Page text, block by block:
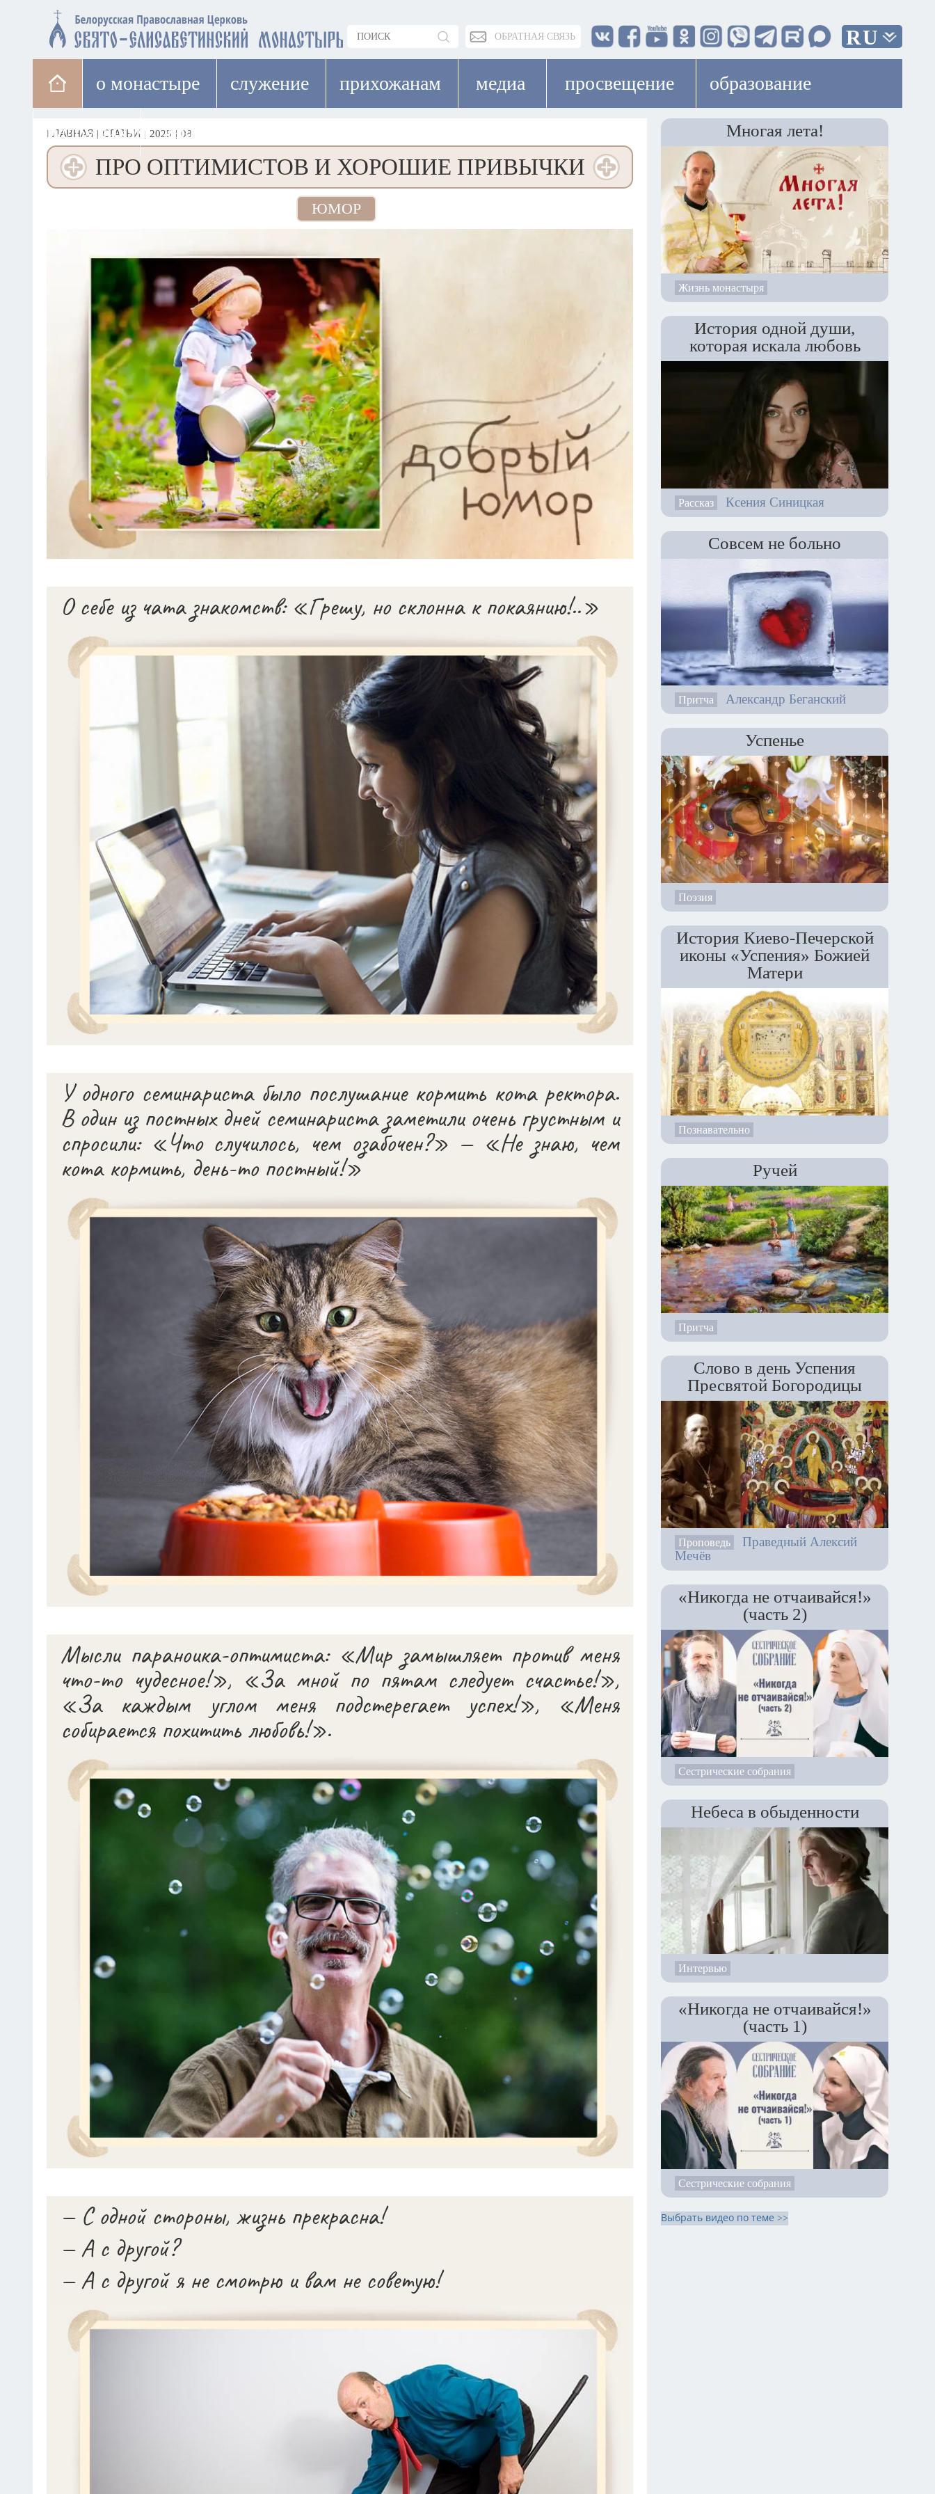
ОБРАТНАЯ СВЯЗЬ RU
о монастыре cлужение прихожанам медиа просвещение образование
паломникам лавка
ГЛАВНАЯ | СТАТЬИ | 2025 | 08
ПРО ОПТИМИСТОВ И ХОРОШИЕ ПРИВЫЧКИ
ЮМОР
О себе из чата знакомств: «Грешу, но склонна к покаянию!..»
У одного семинариста было послушание кормить кота ректора.
В один из постных дней семинариста заметили очень грустным и
спросили: «Что случилось, чем озабочен?» — «Не знаю, чем
кота кормить, день-то постный!»
Мысли параноика-оптимиста: «Мир замышляет против меня
что-то чудесное!», «За мной по пятам следует счастье!»,
«За каждым углом меня подстерегает успех!», «Меня
собирается похитить любовь!».
— С одной стороны, жизнь прекрасна!
— А с другой?
— А с другой я не смотрю и вам не советую!
Многая лета!
Жизнь монастыря
История одной души,
которая искала любовь
Рассказ Ксения Синицкая
Совсем не больно
Притча Александр Беганский
Успенье
Поэзия
История Киево-Печерской
иконы «Успения» Божией
Матери
Познавательно
Ручей
Притча
Слово в день Успения
Пресвятой Богородицы
Проповедь
Праведный Алексий
Мечёв
«Никогда не отчаивайся!»
(часть 2)
Сестрические собрания
Небеса в обыденности
Интервью
«Никогда не отчаивайся!»
(часть 1)
Сестрические собрания
Выбрать видео по теме >>